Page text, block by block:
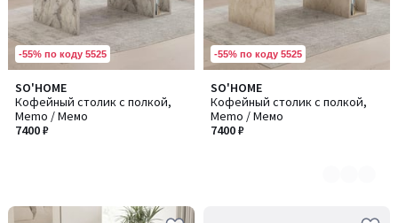
-55% по коду 5525
SO'HOME
Кофейный столик с полкой,
Memo / Мемо
7400 ₽
-55% по коду 5525
SO'HOME
Кофейный столик с полкой,
Memo / Мемо
7400 ₽
Количество
цветов:
2